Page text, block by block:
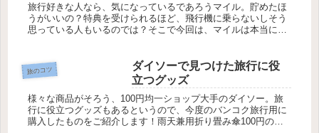
旅行好きな人なら、気になっているであろうマイル。貯めたほ
うがいいの？特典を受けられるほど、飛行機に乗らないしそう
思っている人もいるのでは？そこで今回は、マイルは本当に貯
旅のコツ
ダイソーで見つけた旅行に役
立つグッズ
様々な商品がそろう、100円均一ショップ大手のダイソー。旅
行に役立つグッズもあるというので、今度のバンコク旅行用に
購入したものをご紹介します！雨天兼用折り畳み傘100円の商